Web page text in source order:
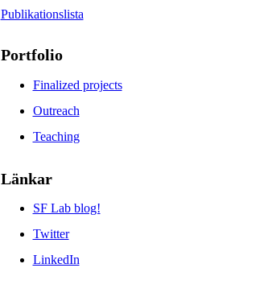
Publikationslista
Portfolio
Finalized projects
Outreach
Teaching
Länkar
SF Lab blog!
Twitter
LinkedIn